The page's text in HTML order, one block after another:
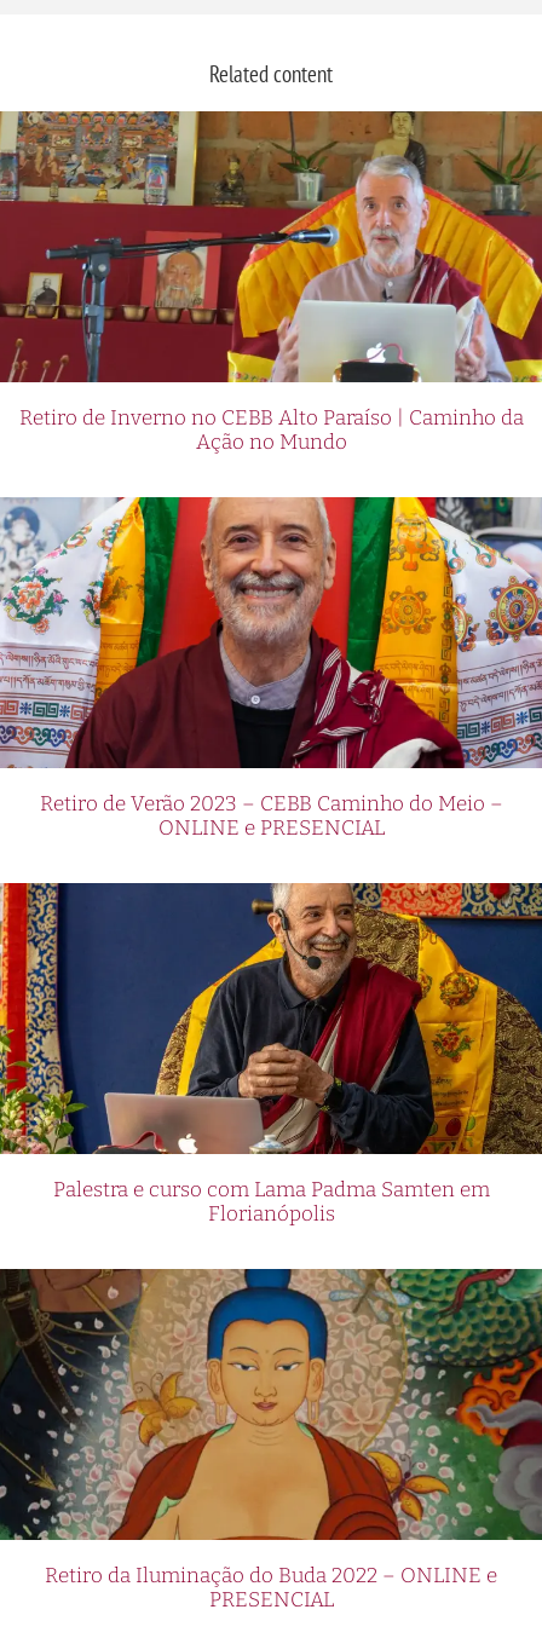
Related content
Retiro de Inverno no CEBB Alto Paraíso | Caminho da
Ação no Mundo
Retiro de Verão 2023 – CEBB Caminho do Meio –
ONLINE e PRESENCIAL
Palestra e curso com Lama Padma Samten em
Florianópolis
Retiro da Iluminação do Buda 2022 – ONLINE e
PRESENCIAL